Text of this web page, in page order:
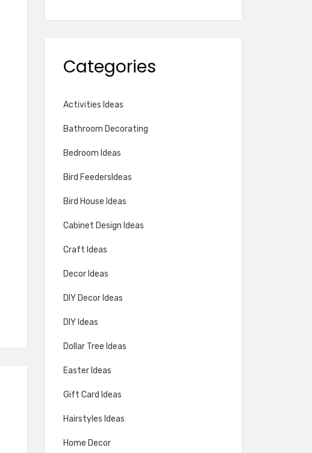
Categories
Activities Ideas
Bathroom Decorating
Bedroom Ideas
Bird FeedersIdeas
Bird House Ideas
Cabinet Design Ideas
Craft Ideas
Decor Ideas
DIY Decor Ideas
DIY Ideas
Dollar Tree Ideas
Easter Ideas
Gift Card Ideas
Hairstyles Ideas
Home Decor